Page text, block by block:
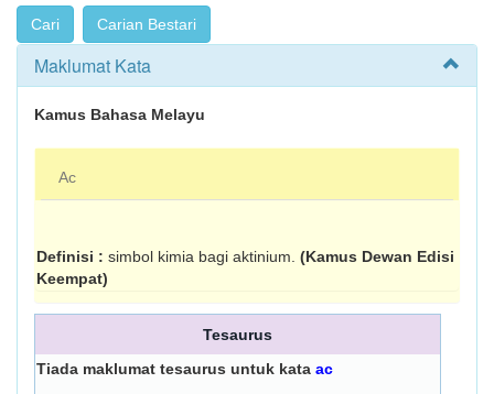
Maklumat Kata
Kamus Bahasa Melayu
Ac
Definisi : simbol kimia bagi aktinium. (Kamus Dewan Edisi
Keempat)
Tesaurus
Tiada maklumat tesaurus untuk kata ac